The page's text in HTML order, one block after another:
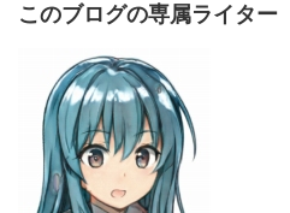
このブログの専属ライター